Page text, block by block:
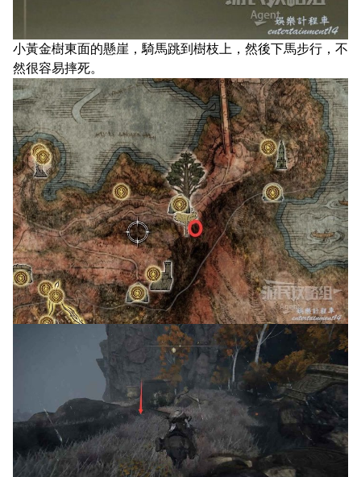
小黃金樹東面的懸崖，騎馬跳到樹枝上，然後下馬步行，不
然很容易摔死。